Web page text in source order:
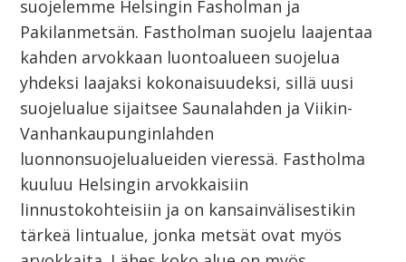
suojelemme Helsingin Fasholman ja
Pakilanmetsän. Fastholman suojelu laajentaa
kahden arvokkaan luontoalueen suojelua
yhdeksi laajaksi kokonaisuudeksi, sillä uusi
suojelualue sijaitsee Saunalahden ja Viikin-
Vanhankaupunginlahden
luonnonsuojelualueiden vieressä. Fastholma
kuuluu Helsingin arvokkaisiin
linnustokohteisiin ja on kansainvälisestikin
tärkeä lintualue, jonka metsät ovat myös